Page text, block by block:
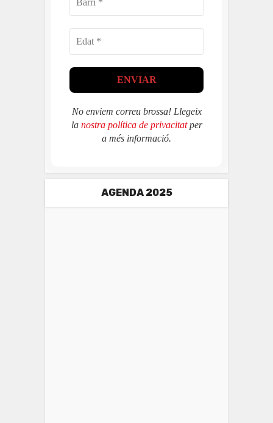
No enviem correu brossa! Llegeix
la nostra política de privacitatper
a més informació.
AGENDA 2025